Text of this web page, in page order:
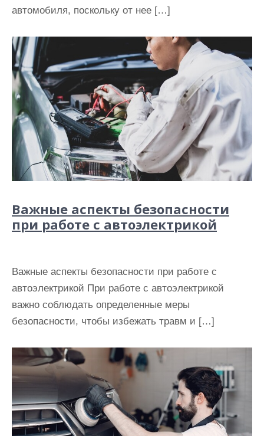
автомобиля, поскольку от нее […]
Важные аспекты безопасности
при работе с автоэлектрикой
Важные аспекты безопасности при работе с
автоэлектрикой При работе с автоэлектрикой
важно соблюдать определенные меры
безопасности, чтобы избежать травм и […]